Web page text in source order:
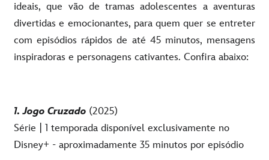
ideais, que vão de tramas adolescentes a aventuras
divertidas e emocionantes, para quem quer se entreter
com episódios rápidos de até 45 minutos, mensagens
inspiradoras e personagens cativantes. Confira abaixo:
1. Jogo Cruzado (2025)
Série | 1 temporada disponível exclusivamente no
Disney+ - aproximadamente 35 minutos por episódio